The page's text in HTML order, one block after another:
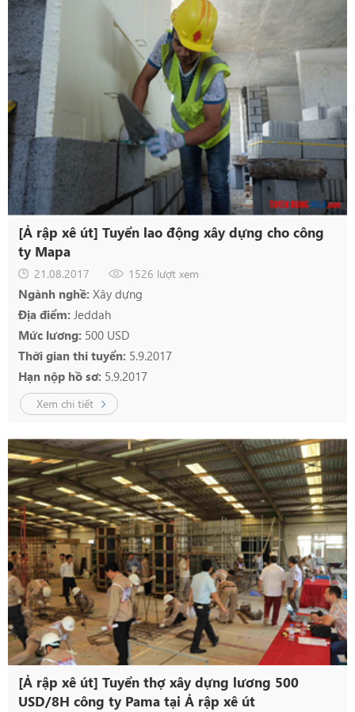
[Ả rập xê út] Tuyển lao động xây dựng cho công
ty Mapa
21.08.2017 1526 lượt xem
Ngành nghề: Xây dựng
Địa điểm: Jeddah
Mức lương: 500 USD
Thời gian thi tuyển: 5.9.2017
Hạn nộp hồ sơ: 5.9.2017
Xem chi tiết
[Ả rập xê út] Tuyển thợ xây dựng lương 500
USD/8H công ty Pama tại Ả rập xê út